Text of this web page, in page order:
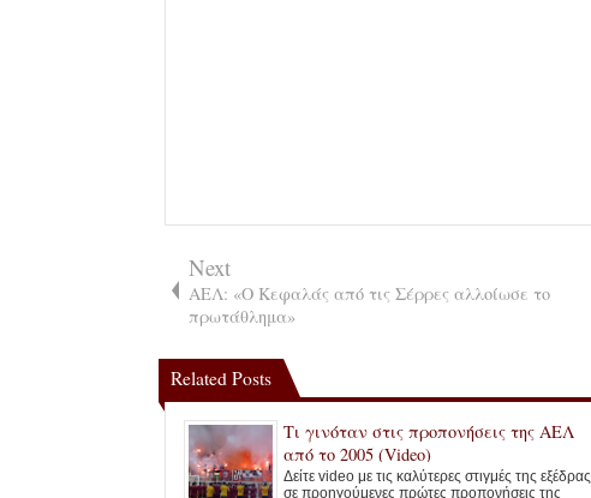
Next
ΑΕΛ: «Ο Κεφαλάς από τις Σέρρες αλλοίωσε το
πρωτάθλημα»
Related Posts
Τι γινόταν στις προπονήσεις της ΑΕΛ
από το 2005 (Video)
Δείτε video με τις καλύτερες στιγμές της εξέδρας
σε προηγούμενες πρώτες προπονήσεις της